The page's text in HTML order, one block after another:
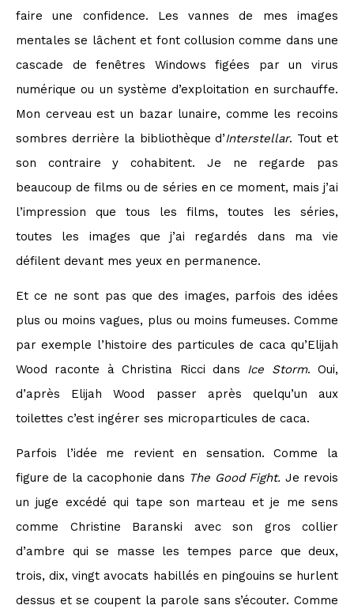
faire une confidence. Les vannes de mes images
mentales se lâchent et font collusion comme dans une
cascade de fenêtres Windows figées par un virus
numérique ou un système d’exploitation en surchauffe.
Mon cerveau est un bazar lunaire, comme les recoins
sombres derrière la bibliothèque d’Interstellar. Tout et
son contraire y cohabitent. Je ne regarde pas
beaucoup de films ou de séries en ce moment, mais j’ai
l’impression que tous les films, toutes les séries,
toutes les images que j’ai regardés dans ma vie
défilent devant mes yeux en permanence.
Et ce ne sont pas que des images, parfois des idées
plus ou moins vagues, plus ou moins fumeuses. Comme
par exemple l’histoire des particules de caca qu’Elijah
Wood raconte à Christina Ricci dans Ice Storm. Oui,
d’après Elijah Wood passer après quelqu’un aux
toilettes c’est ingérer ses microparticules de caca.
Parfois l’idée me revient en sensation. Comme la
figure de la cacophonie dans The Good Fight. Je revois
un juge excédé qui tape son marteau et je me sens
comme Christine Baranski avec son gros collier
d’ambre qui se masse les tempes parce que deux,
trois, dix, vingt avocats habillés en pingouins se hurlent
dessus et se coupent la parole sans s’écouter. Comme